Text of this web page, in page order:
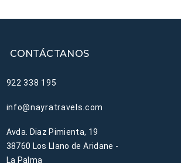
CONTÁCTANOS
922 338 195
info@nayratravels.com
Avda. Diaz Pimienta, 19
38760 Los Llano de Aridane -
La Palma